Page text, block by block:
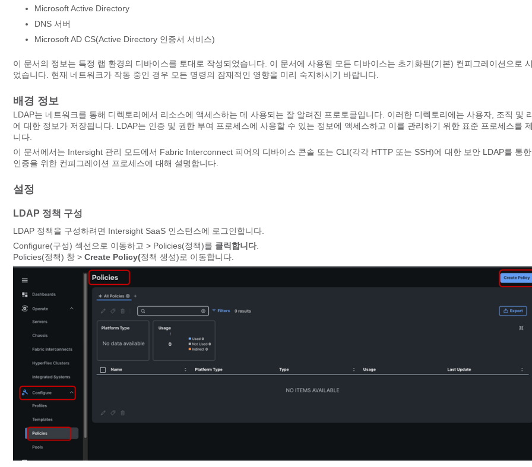
Microsoft Active Directory
DNS 서버
MicrosoftAD CS(Active Directory 인증서 서비스)
이 문서의 정보는 특정 랩 환경의 디바이스를 토대로 작성되었습니다. 이 문서에 사용된 모든 디바이스는 초기화된(기본) 컨피그레이션으로
었습니다. 현재 네트워크가 작동 중인 경우 모든 명령의 잠재적인 영향을 미리 숙지하시기 바랍니다.
배경 정보
LDAP는 네트워크를 통해 디렉토리에서 리소스에 액세스하는 데 사용되는 잘 알려진 프로토콜입니다. 이러한 디렉토리에는 사용자, 조직 및
에 대한 정보가 저장됩니다. LDAP는 인증 및 권한 부여 프로세스에 사용할 수 있는 정보에 액세스하고 이를 관리하기 위한 표준 프로세스를
니다.
이 문서에서는 Intersight 관리 모드에서 Fabric Interconnect 피어의 디바이스 콘솔 또는 CLI(각각 HTTP 또는 SSH)에 대한 보안 LDAP를 통한
인증을 위한 컨피그레이션 프로세스에 대해 설명합니다.
설정
LDAP 정책 구성
LDAP 정책을 구성하려면 Intersight SaaS 인스턴스에 로그인합니다.
Configure(구성) 섹션으로 이동하고 > Policies(정책)를 클릭합니다.
Policies(정책) 창 > Create Policy(정책 생성)로 이동합니다.